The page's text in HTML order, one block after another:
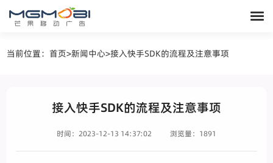
当前位置：首页>新闻中心>接入快手SDK的流程及注意事项
接入快手SDK的流程及注意事项
时间：2023-12-13 14:37:02 浏览量：1891